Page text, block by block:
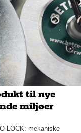
til nye
miljøer
LOCK: mekaniske